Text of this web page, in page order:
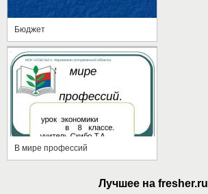
Бюджет
В мире профессий
Лучшее на fresher.ru